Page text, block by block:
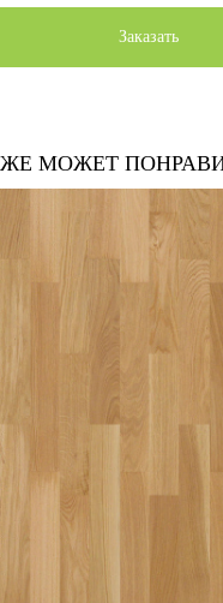
Заказать
МОЖЕТ